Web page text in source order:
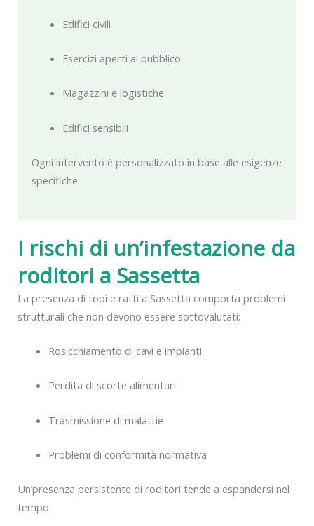
I rischi di un’infestazione da
roditori a Sassetta
La presenza di topi e ratti a Sassetta comporta problemi
strutturali che non devono essere sottovalutati:
Rosicchiamento di cavi e impianti
Perdita di scorte alimentari
Trasmissione di malattie
Problemi di conformità normativa
Un’presenza persistente di roditori tende a espandersi nel
tempo.
Edifici civili
Esercizi aperti al pubblico
Magazzini e logistiche
Edifici sensibili
Ogni intervento è personalizzato in base alle esigenze
specifiche.